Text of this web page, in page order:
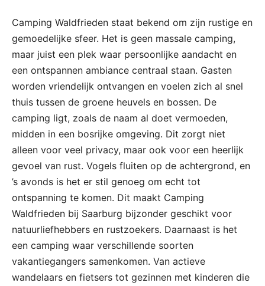
Camping Waldfrieden staat bekend om zijn rustige en
gemoedelijke sfeer. Het is geen massale camping,
maar juist een plek waar persoonlijke aandacht en
een ontspannen ambiance centraal staan. Gasten
worden vriendelijk ontvangen en voelen zich al snel
thuis tussen de groene heuvels en bossen. De
camping ligt, zoals de naam al doet vermoeden,
midden in een bosrijke omgeving. Dit zorgt niet
alleen voor veel privacy, maar ook voor een heerlijk
gevoel van rust. Vogels fluiten op de achtergrond, en
’s avonds is het er stil genoeg om echt tot
ontspanning te komen. Dit maakt Camping
Waldfrieden bij Saarburg bijzonder geschikt voor
natuurliefhebbers en rustzoekers. Daarnaast is het
een camping waar verschillende soorten
vakantiegangers samenkomen. Van actieve
wandelaars en fietsers tot gezinnen met kinderen die